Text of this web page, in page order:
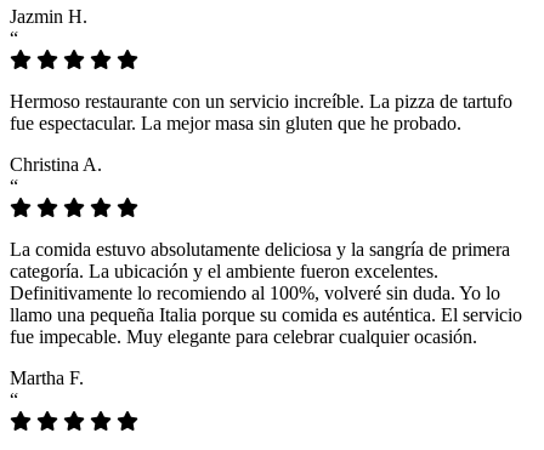
Jazmin H.
“
Hermoso restaurante con un servicio increíble. La pizza de tartufo
fue espectacular. La mejor masa sin gluten que he probado.
Christina A.
“
La comida estuvo absolutamente deliciosa y la sangría de primera
categoría. La ubicación y el ambiente fueron excelentes.
Definitivamente lo recomiendo al 100%, volveré sin duda. Yo lo
llamo una pequeña Italia porque su comida es auténtica. El servicio
fue impecable. Muy elegante para celebrar cualquier ocasión.
Martha F.
“